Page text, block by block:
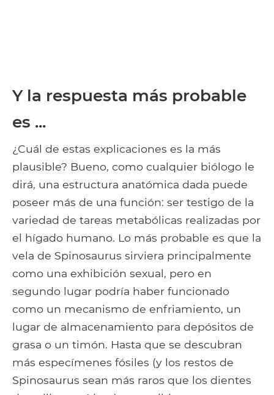
Y la respuesta más probable
es ...
¿Cuál de estas explicaciones es la más
plausible? Bueno, como cualquier biólogo le
dirá, una estructura anatómica dada puede
poseer más de una función: ser testigo de la
variedad de tareas metabólicas realizadas por
el hígado humano. Lo más probable es que la
vela de Spinosaurus sirviera principalmente
como una exhibición sexual, pero en
segundo lugar podría haber funcionado
como un mecanismo de enfriamiento, un
lugar de almacenamiento para depósitos de
grasa o un timón. Hasta que se descubran
más especímenes fósiles (y los restos de
Spinosaurus sean más raros que los dientes